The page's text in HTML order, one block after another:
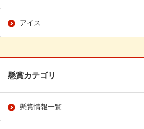
アイス
懸賞カテゴリ
懸賞情報一覧